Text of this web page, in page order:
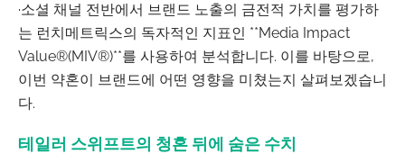
·소셜 채널 전반에서 브랜드 노출의 금전적 가치를 평가하
는 런치메트릭스의 독자적인 지표인 **Media Impact
Value®(MIV®)**를 사용하여 분석합니다. 이를 바탕으로,
이번 약혼이 브랜드에 어떤 영향을 미쳤는지 살펴보겠습니
다.
테일러 스위프트의 청혼 뒤에 숨은 수치